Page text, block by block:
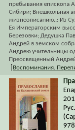
пребывания епископа
Сибири; Внешкольная
жизнеописанию..: Из
Ея Императорским
Березовки; Дедушка
Андрей в земском
Андрею учительницы
Преосвященный
Воспоминания.